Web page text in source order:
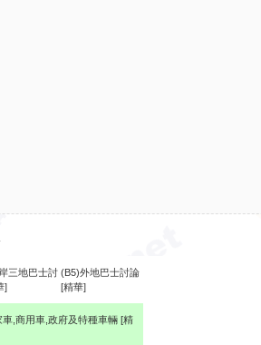
三地巴士討
]
(B5)外地巴士討論
[精華]
車,商用車,政府及特種車輛 [精